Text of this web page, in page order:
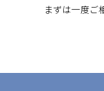
まずは一度ご